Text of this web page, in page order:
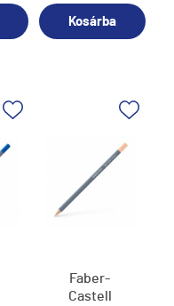
Kosárba
Faber-
Castell